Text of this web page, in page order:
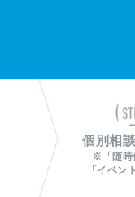
※「随時
「イベン